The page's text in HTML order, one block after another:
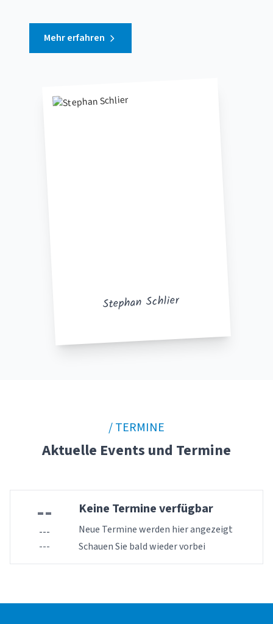
Stephan Schlier
Mehr erfahren
/ TERMINE
Aktuelle Events und Termine
--
---
---
Keine Termine verfügbar
Neue Termine werden hier angezeigt
Schauen Sie bald wieder vorbei